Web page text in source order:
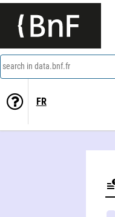
search in data.bnf.fr
FR